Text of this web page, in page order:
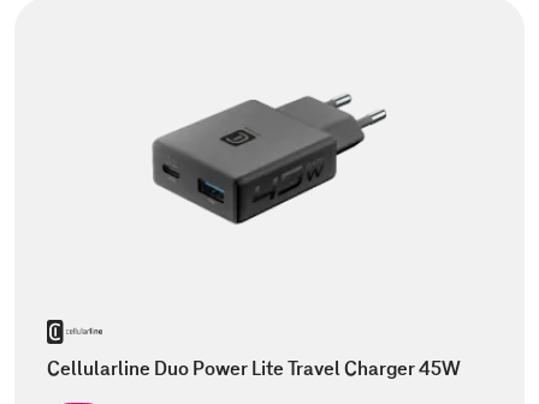
Cellularline Duo Power Lite Travel Charger 45W